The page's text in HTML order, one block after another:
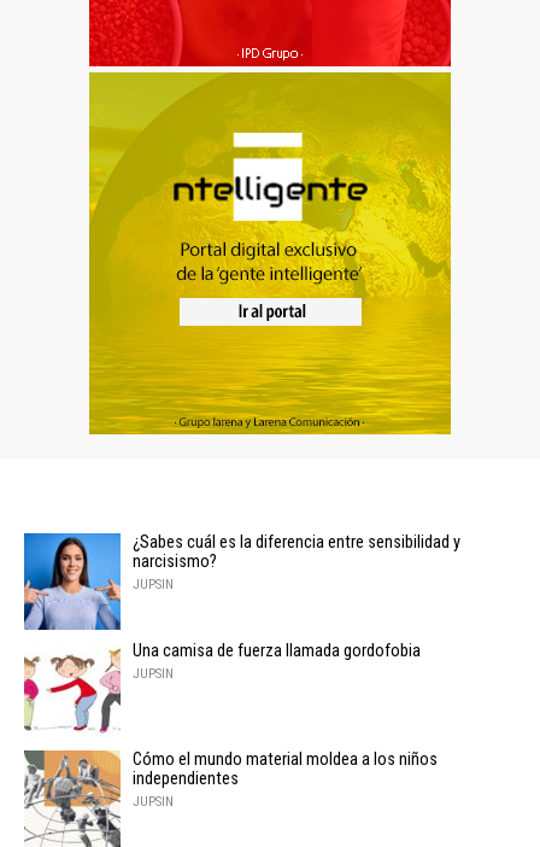
¿Sabes cuál es la diferencia entre sensibilidad y
narcisismo?
JUPSIN
Una camisa de fuerza llamada gordofobia
JUPSIN
Cómo el mundo material moldea a los niños
independientes
JUPSIN